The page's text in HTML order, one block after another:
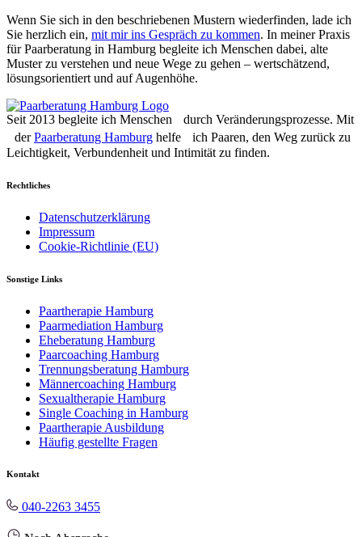
Wenn Sie sich in den beschriebenen Mustern wiederfinden, lade ich
Sie herzlich ein, mit mir ins Gespräch zu kommen. In meiner Praxis
für Paarberatung in Hamburg begleite ich Menschen dabei, alte
Muster zu verstehen und neue Wege zu gehen – wertschätzend,
lösungsorientiert und auf Augenhöhe.
Seit 2013 begleite ich Menschen durch Veränderungsprozesse. Mit
derPaarberatung Hamburg helfe ich Paaren, den Weg zurück zu
Leichtigkeit, Verbundenheit und Intimität zu finden.
Rechtliches
Datenschutzerklärung
Impressum
Cookie-Richtlinie (EU)
Sonstige Links
Paartherapie Hamburg
Paarmediation Hamburg
Eheberatung Hamburg
Paarcoaching Hamburg
Trennungsberatung Hamburg
Männercoaching Hamburg
Sexualtherapie Hamburg
Single Coaching in Hamburg
Paartherapie Ausbildung
Häufig gestellte Fragen
Kontakt
040-2263 3455